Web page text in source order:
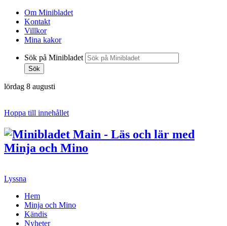
Om Minibladet
Kontakt
Villkor
Mina kakor
Sök på Minibladet
Sök
lördag 8 augusti
Hoppa till innehållet
Lyssna
Hem
Minja och Mino
Kändis
Nyheter